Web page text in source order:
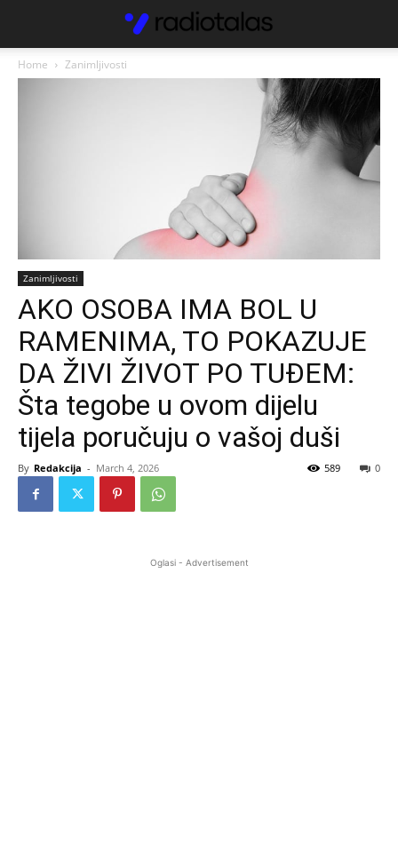
Home Zanimljivosti
Zanimljivosti
AKO OSOBA IMA BOL U
RAMENIMA, TO POKAZUJE
DA ŽIVI ŽIVOT PO TUĐEM:
Šta tegobe u ovom dijelu
tijela poručuju o vašoj duši
By Redakcija - March 4, 2026 0
589
Oglasi - Advertisement